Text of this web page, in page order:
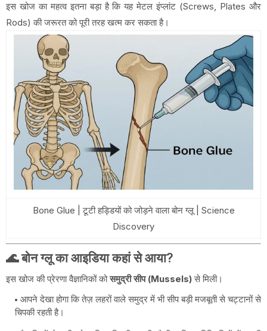
इस खोज का महत्व इतना बड़ा है कि यह मेटल इंप्लांट (Screws, Plates और
Rods) की जरूरत को पूरी तरह खत्म कर सकता है।
Bone Glue | टूटी हड्डियों को जोड़ने वाला बोन ग्लू | Science
Discovery
🌊 बोन ग्लू का आइडिया कहां से आया?
इस खोज की प्रेरणा वैज्ञानिकों कोसमुद्री सीप (Mussels)से मिली।
आपने देखा होगा कि तेज़ लहरों वाले समुद्र में भी सीप बड़ी मजबूती से चट्टानों से
चिपकी रहती है।